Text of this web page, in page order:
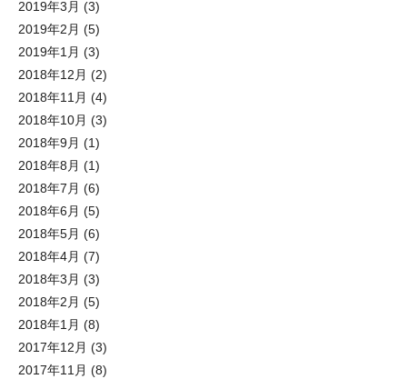
2019年3月 (3)
2019年2月 (5)
2019年1月 (3)
2018年12月 (2)
2018年11月 (4)
2018年10月 (3)
2018年9月 (1)
2018年8月 (1)
2018年7月 (6)
2018年6月 (5)
2018年5月 (6)
2018年4月 (7)
2018年3月 (3)
2018年2月 (5)
2018年1月 (8)
2017年12月 (3)
2017年11月 (8)